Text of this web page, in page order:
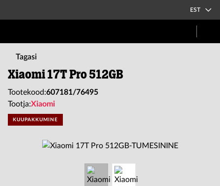
EST
Tagasi
Xiaomi 17T Pro 512GB
Tootekood:607181/76495
Tootja:Xiaomi
KUUPAKKUMINE